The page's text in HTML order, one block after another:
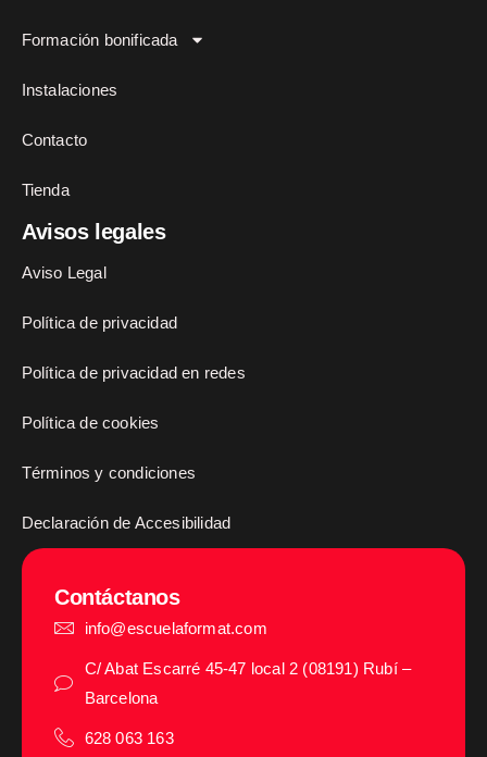
Formación bonificada
Instalaciones
Contacto
Tienda
Avisos legales
Aviso Legal
Política de privacidad
Política de privacidad en redes
Política de cookies
Términos y condiciones
Declaración de Accesibilidad
Contáctanos
info@escuelaformat.com
C/ Abat Escarré 45-47 local 2 (08191) Rubí –
Barcelona
628 063 163